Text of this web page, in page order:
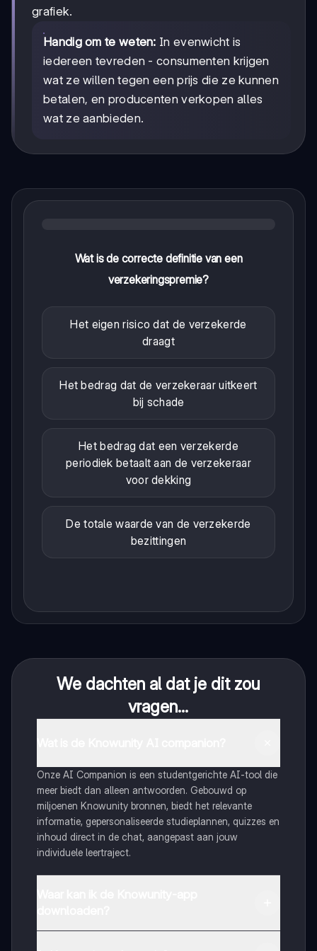
grafiek.
Handig om te weten: In evenwicht is
iedereen tevreden - consumenten krijgen
wat ze willen tegen een prijs die ze kunnen
betalen, en producenten verkopen alles
wat ze aanbieden.
Wat is de correcte definitie van een
verzekeringspremie?
Het eigen risico dat de verzekerde
draagt
Het bedrag dat de verzekeraar uitkeert
bij schade
Het bedrag dat een verzekerde
periodiek betaalt aan de verzekeraar
voor dekking
De totale waarde van de verzekerde
bezittingen
We dachten al dat je dit zou
vragen...
Onze AI Companion is een studentgerichte AI-tool die
meer biedt dan alleen antwoorden. Gebouwd op
miljoenen Knowunity bronnen, biedt het relevante
informatie, gepersonaliseerde studieplannen, quizzes en
inhoud direct in de chat, aangepast aan jouw
individuele leertraject.